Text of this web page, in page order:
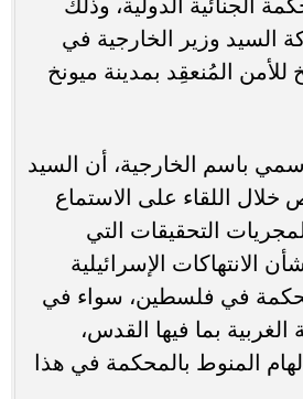
وزير الخارجية في
المُنعقِد بمدينة ميونخ
باسم الخارجية، أن السيد
خلال اللقاء على الاستماع
التحقيقات التي
الانتهاكات الإسرائيلية
في فلسطين، سواء في
بما فيها القدس،
المنوط بالمحكمة في هذا